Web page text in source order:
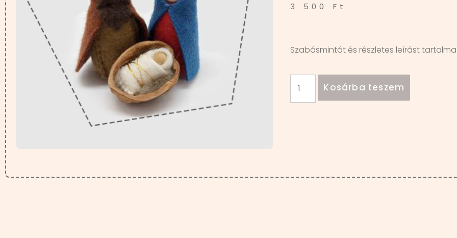
3 500 Ft
Szabásmintát és részletes leírást
Kosárba teszem